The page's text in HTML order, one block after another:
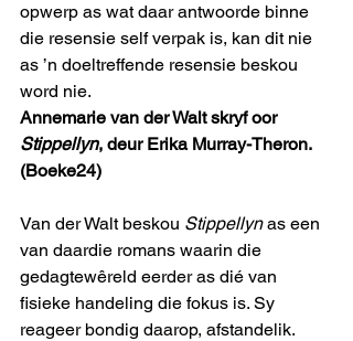
opwerp as wat daar antwoorde binne
die resensie self verpak is, kan dit nie
as ’n doeltreffende resensie beskou
word nie.
Annemarie van der Walt skryf oor
Stippellyn, deur Erika Murray-Theron.
(Boeke24)
Van der Walt beskou Stippellyn as een
van daardie romans waarin die
gedagtewêreld eerder as dié van
fisieke handeling die fokus is. Sy
reageer bondig daarop, afstandelik.